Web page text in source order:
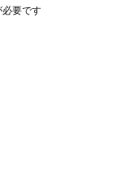
要です